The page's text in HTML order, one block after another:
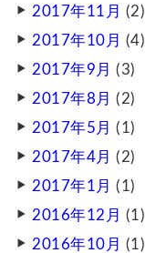
2017年11月 (2)
2017年10月 (4)
2017年9月 (3)
2017年8月 (2)
2017年5月 (1)
2017年4月 (2)
2017年1月 (1)
2016年12月 (1)
2016年10月 (1)